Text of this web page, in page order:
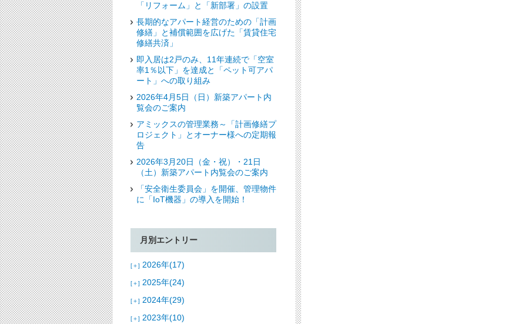
「リフォーム」と「新部署」の設置
長期的なアパート経営のための「計画
修繕」と補償範囲を広げた「賃貸住宅
修繕共済」
即入居は2戸のみ、11年連続で「空室
率1％以下」を達成と「ペット可アパ
ート」への取り組み
2026年4月5日（日）新築アパート内
覧会のご案内
アミックスの管理業務～「計画修繕プ
ロジェクト」とオーナー様への定期報
告
2026年3月20日（金・祝）・21日
（土）新築アパート内覧会のご案内
「安全衛生委員会」を開催、管理物件
に「IoT機器」の導入を開始！
月別エントリー
[＋] 2026年(17)
[＋] 2025年(24)
[＋] 2024年(29)
[＋] 2023年(10)